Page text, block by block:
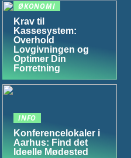
ØKONOMI
Krav til
Kassesystem:
Overhold
Lovgivningen og
Optimer Din
Forretning
INFO
Konferencelokaler i
Aarhus: Find det
Ideelle Mødested